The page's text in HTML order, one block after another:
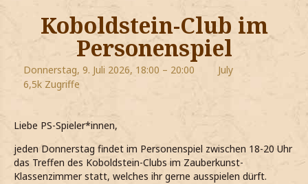
Hogwarts
Zauberwelt
Willkommen
Jetzt Fanclub-Mitglied werden!
Koboldstein-Club im
Personenspiel
Donnerstag, 9. Juli 2026, 18:00 – 20:00
July
6,5k Zugriffe
Liebe PS-Spieler*innen,
jeden Donnerstag findet im Personenspiel zwischen 18-20 Uhr
das Treffen des Koboldstein-Clubs im Zauberkunst-
Klassenzimmer statt, welches ihr gerne ausspielen dürft.